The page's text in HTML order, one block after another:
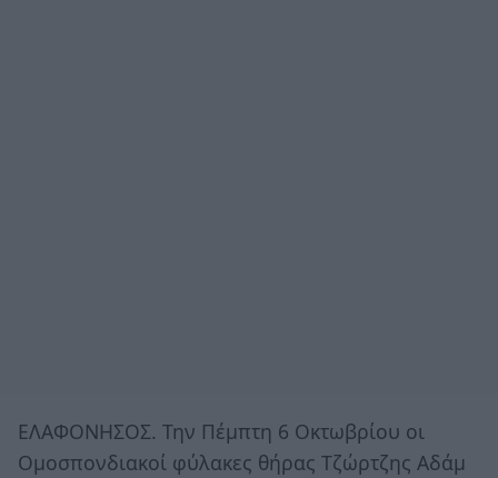
ΕΛΑΦΟΝΗΣΟΣ. Την Πέμπτη 6 Οκτωβρίου οι
Ομοσπονδιακοί φύλακες θήρας Τζώρτζης Αδάμ